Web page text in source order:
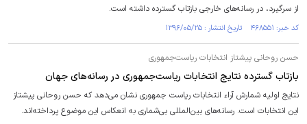
از سرگیرد، در رسانه‌های خارجی بازتاب گسترده داشته است.
کد خبر: ۴۶۸۵۵۱ تاریخ انتشار : ۱۳۹۶/۰۵/۲۵
حسن روحانی پیشتاز انتخابات ریاست‌جمهوری
بازتاب گسترده نتایج انتخابات ریاست‌جمهوری در رسانه‌های جهان
نتایج اولیه شمارش آراء انتخابات ریاست جمهوری نشان می‌دهد که حسن روحانی پیشتاز
این انتخابات است. رسانه‌های بین‌المللی بی‌شماری به انعکاس این موضوع پرداخته‌اند.